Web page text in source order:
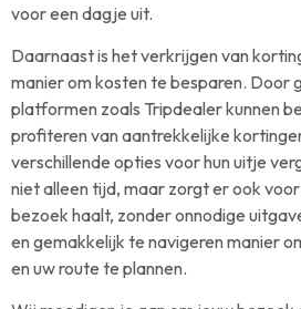
voor een dagje uit.
Daarnaast is het verkrijgen van
manier om kosten te besparen. Door
platformen zoals Tripdealer kunnen
profiteren van aantrekkelijke
verschillende opties voor hun uitje
niet alleen tijd, maar zorgt er ook
bezoek haalt, zonder onnodige
en gemakkelijk te navigeren manier
en uw route te plannen.